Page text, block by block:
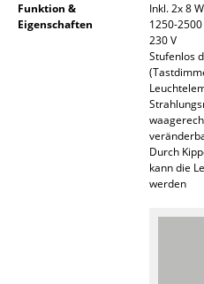
Doppelbetten
Nachttische &
Funktion &
Eigenschaften
Inkl. 2x 8
1250-
230 V
Stufenlos
Durch
kann die
werden